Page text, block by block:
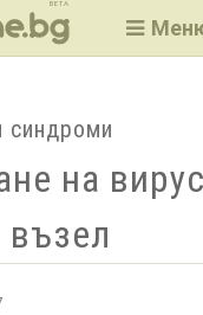
BETA
синдроми
на